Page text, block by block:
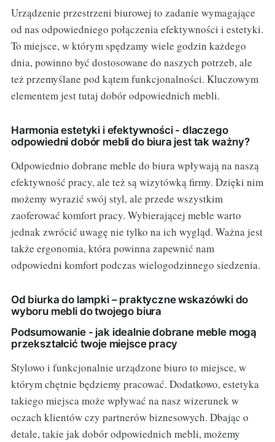
Urządzenie przestrzeni biurowej to zadanie wymagające
od nas odpowiedniego połączenia efektywności i estetyki.
To miejsce, w którym spędzamy wiele godzin każdego
dnia, powinno być dostosowane do naszych potrzeb, ale
też przemyślane pod kątem funkcjonalności. Kluczowym
elementem jest tutaj dobór odpowiednich mebli.
Harmonia estetyki i efektywności - dlaczego
odpowiedni dobór mebli do biura jest tak ważny?
Odpowiednio dobrane meble do biura wpływają na naszą
efektywność pracy, ale też są wizytówką firmy. Dzięki nim
możemy wyrazić swój styl, ale przede wszystkim
zaoferować komfort pracy. Wybierającej meble warto
jednak zwrócić uwagę nie tylko na ich wygląd. Ważna jest
także ergonomia, która powinna zapewnić nam
odpowiedni komfort podczas wielogodzinnego siedzenia.
Od biurka do lampki – praktyczne wskazówki do
wyboru mebli do twojego biura
Podsumowanie - jak idealnie dobrane meble mogą
przekształcić twoje miejsce pracy
Stylowo i funkcjonalnie urządzone biuro to miejsce, w
którym chętnie będziemy pracować. Dodatkowo, estetyka
takiego miejsca może wpływać na nasz wizerunek w
oczach klientów czy partnerów biznesowych. Dbając o
detale, takie jak dobór odpowiednich mebli, możemy